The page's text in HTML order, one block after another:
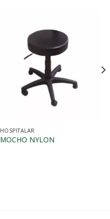
HOSPITALAR
MOCHO NYLON